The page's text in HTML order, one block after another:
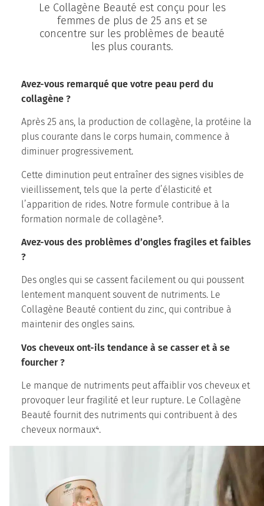
Le Collagène Beauté est conçu pour les
femmes de plus de 25 ans et se
concentre sur les problèmes de beauté
les plus courants.
Avez-vous remarqué que votre peau perd du
collagène ?
Après 25 ans, la production de collagène, la protéine la
plus courante dans le corps humain, commence à
diminuer progressivement.
Cette diminution peut entraîner des signes visibles de
vieillissement, tels que la perte d’élasticité et
l’apparition de rides. Notre formule contribue à la
formation normale de collagène⁵.
Avez-vous des problèmes d’ongles fragiles et faibles
?
Des ongles qui se cassent facilement ou qui poussent
lentement manquent souvent de nutriments. Le
Collagène Beauté contient du zinc, qui contribue à
maintenir des ongles sains.
Vos cheveux ont-ils tendance à se casser et à se
fourcher ?
Le manque de nutriments peut affaiblir vos cheveux et
provoquer leur fragilité et leur rupture. Le Collagène
Beauté fournit des nutriments qui contribuent à des
cheveux normaux⁴.